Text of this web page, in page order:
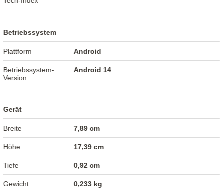
Betriebssystem
Plattform Android
Betriebssystem-
Version
Android 14
Gerät
Breite 7,89 cm
Höhe 17,39 cm
Tiefe 0,92 cm
Gewicht 0,233 kg